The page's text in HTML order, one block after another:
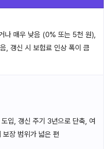
나 매우 낮음 (0% 또는 5천 원),
, 갱신 시 보험료 인상 폭이 큼
입, 갱신 주기 3년으로 단축, 여
보장 범위가 넓은 편